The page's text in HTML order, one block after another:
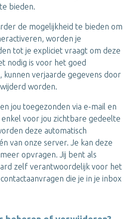
bieden.
de mogelijkheid te bieden om
worden je
tot je expliciet vraagt om deze
nodig is voor het goed
kunnen verjaarde gegevens door
worden.
jou toegezonden via e-mail en
voor jou zichtbare gedeelte
deze automatisch
van onze server. Je kan deze
opvragen. Jij bent als
zelf verantwoordelijk voor het
die je in je inbox